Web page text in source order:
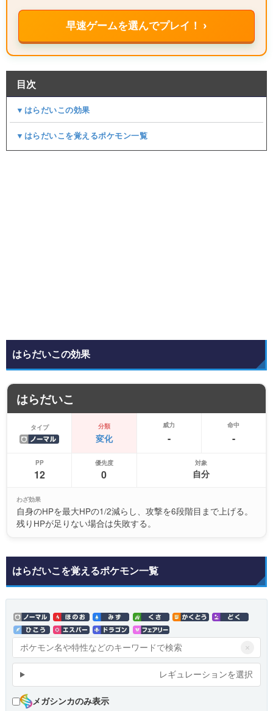
早速ゲームを選んでプレイ！ ›
目次
▼はらだいこの効果
▼はらだいこを覚えるポケモン一覧
はらだいこの効果
はらだいこ
タイプ 分類
変化
威力
-
命中
-
PP
12
優先度
0
対象
自分
わざ効果
自身のHPを最大HPの1/2減らし、攻撃を6段階目まで上げる。
残りHPが足りない場合は失敗する。
はらだいこを覚えるポケモン一覧
×
レギュレーションを選択
メガシンカのみ表示